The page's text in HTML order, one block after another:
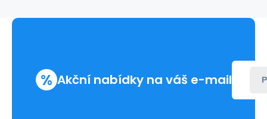
% Akční nabídky na váš e-mail